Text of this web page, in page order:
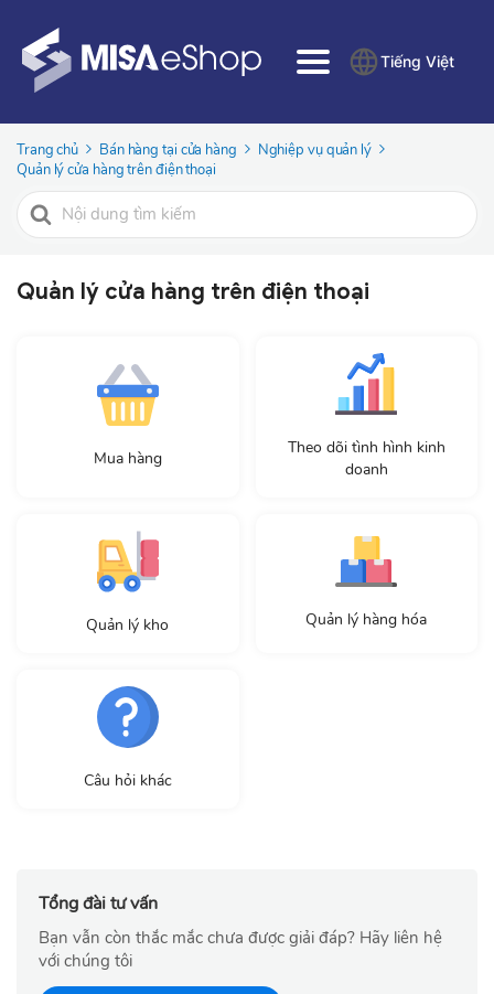
Tiếng Việt
Trang chủ Bán hàng tại cửa hàng
Nghiệp vụ quản lý
Quản lý cửa hàng trên điện thoại
Tìm
kiếm
Quản lý cửa hàng trên điện thoại
Mua hàng
Theo dõi tình hình kinh
doanh
Quản lý kho Quản lý hàng hóa
Câu hỏi khác
Tổng đài tư vấn
Bạn vẫn còn thắc mắc chưa được giải đáp? Hãy liên hệ
với chúng tôi